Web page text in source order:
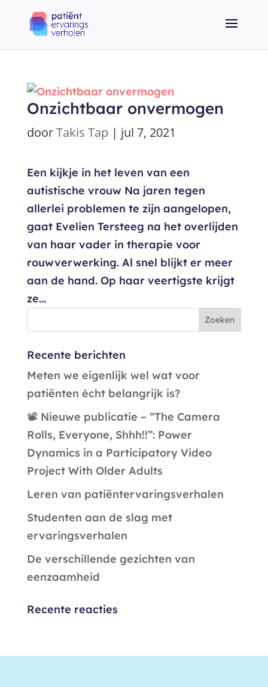
Onzichtbaar onvermogen
doorTakis Tap | jul 7, 2021
Een kijkje in het leven van een
autistische vrouw Na jaren tegen
allerlei problemen te zijn aangelopen,
gaat Evelien Tersteeg na het overlijden
van haar vader in therapie voor
rouwverwerking. Al snel blijkt er meer
aan de hand. Op haar veertigste krijgt
ze...
Recente berichten
Meten we eigenlijk wel wat voor
patiënten écht belangrijk is?
📽️ Nieuwe publicatie – “The Camera
Rolls, Everyone, Shhh!!”: Power
Dynamics in a Participatory Video
Project With Older Adults
Leren van patiëntervaringsverhalen
Studenten aan de slag met
ervaringsverhalen
De verschillende gezichten van
eenzaamheid
Recente reacties